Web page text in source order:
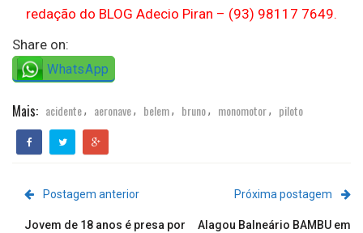
redação do BLOG Adecio Piran – (93) 98117 7649.
Share on:
WhatsApp
Mais: acidente, aeronave, belem, bruno, monomotor, piloto
Postagem anterior
Jovem de 18 anos é presa por
Próxima postagem
Alagou Balneário BAMBU em